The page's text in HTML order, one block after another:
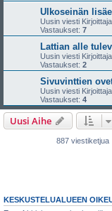
Ulkoseinän
Uusin viesti Kirjoittaja
Vastaukset: 7
Lattian alle
Uusin viesti Kirjoittaja
Vastaukset: 2
Sivuvinttien
Uusin viesti Kirjoittaja
Vastaukset: 4
Uusi Aihe
887 viestiketjua
KESKUSTELUALUEEN